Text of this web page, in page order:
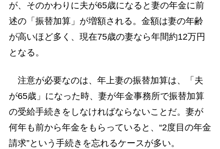
が、そのかわりに夫が65歳になると妻の年金に前
述の「振替加算」が増額される。金額は妻の年齢
が高いほど多く、現在75歳の妻なら年間約12万円
となる。
注意が必要なのは、年上妻の振替加算は、「夫
が65歳」になった時、妻が年金事務所で振替加算
の受給手続きをしなければならないことだ。妻が
何年も前から年金をもらっていると、“2度目の年金
請求”という手続きを忘れるケースが多い。